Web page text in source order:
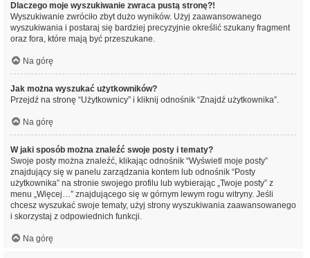
Dlaczego moje wyszukiwanie zwraca pustą stronę?!
Wyszukiwanie zwróciło zbyt dużo wyników. Użyj zaawansowanego
wyszukiwania i postaraj się bardziej precyzyjnie określić szukany fragment
oraz fora, które mają być przeszukane.
Na górę
Jak można wyszukać użytkowników?
Przejdź na stronę “Użytkownicy” i kliknij odnośnik “Znajdź użytkownika”.
Na górę
W jaki sposób można znaleźć swoje posty i tematy?
Swoje posty można znaleźć, klikając odnośnik “Wyświetl moje posty”
znajdujący się w panelu zarządzania kontem lub odnośnik “Posty
użytkownika” na stronie swojego profilu lub wybierając „Twoje posty” z
menu „Więcej…” znajdującego się w górnym lewym rogu witryny. Jeśli
chcesz wyszukać swoje tematy, użyj strony wyszukiwania zaawansowanego
i skorzystaj z odpowiednich funkcji.
Na górę